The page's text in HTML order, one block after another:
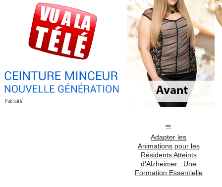
Adapter les
Animations pour les
Résidents Atteints
d'Alzheimer : Une
Formation Essentielle